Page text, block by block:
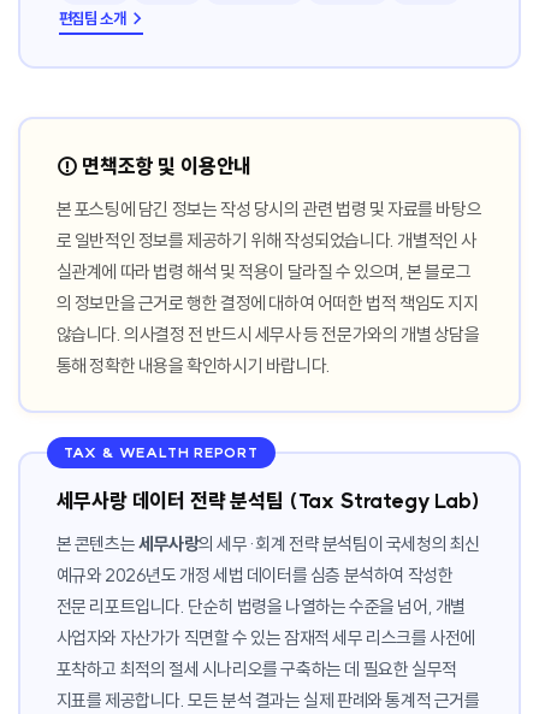
편집팀 소개 →
⚠️ 면책조항 및 이용안내
본 포스팅에 담긴 정보는 작성 당시의 관련 법령 및 자료를 바탕으
로 일반적인 정보를 제공하기 위해 작성되었습니다. 개별적인 사
실관계에 따라 법령 해석 및 적용이 달라질 수 있으며, 본 블로그
의 정보만을 근거로 행한 결정에 대하여 어떠한 법적 책임도 지지
않습니다. 의사결정 전 반드시 세무사 등 전문가와의 개별 상담을
통해 정확한 내용을 확인하시기 바랍니다.
TAX & WEALTH REPORT
세무사랑 데이터 전략 분석팀 (Tax Strategy Lab)
본 콘텐츠는세무사랑의 세무·회계 전략 분석팀이 국세청의 최신
예규와 2026년도 개정 세법 데이터를 심층 분석하여 작성한
전문 리포트입니다. 단순히 법령을 나열하는 수준을 넘어, 개별
사업자와 자산가가 직면할 수 있는 잠재적 세무 리스크를 사전에
포착하고 최적의 절세 시나리오를 구축하는 데 필요한 실무적
지표를 제공합니다. 모든 분석 결과는 실제 판례와 통계적 근거를